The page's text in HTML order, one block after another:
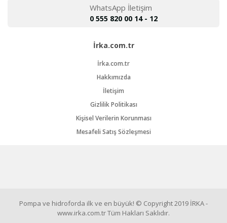
WhatsApp İletişim
0 555 820 00 14 - 12
İrka.com.tr
İrka.com.tr
Hakkımızda
İletişim
Gizlilik Politikası
Kişisel Verilerin Korunması
Mesafeli Satış Sözleşmesi
Pompa ve hidroforda ilk ve en büyük! © Copyright 2019 İRKA -
www.irka.com.tr Tüm Hakları Saklıdır.